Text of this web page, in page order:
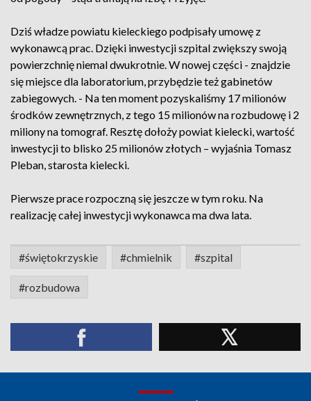
Dziś władze powiatu kieleckiego podpisały umowę z
wykonawcą prac. Dzięki inwestycji szpital zwiększy swoją
powierzchnię niemal dwukrotnie. W nowej części - znajdzie
się miejsce dla laboratorium, przybędzie też gabinetów
zabiegowych. - Na ten moment pozyskaliśmy 17 milionów
środków zewnętrznych, z tego 15 milionów na rozbudowę i 2
miliony na tomograf. Resztę dołoży powiat kielecki, wartość
inwestycji to blisko 25 milionów złotych – wyjaśnia Tomasz
Pleban, starosta kielecki.
Pierwsze prace rozpoczną się jeszcze w tym roku. Na
realizację całej inwestycji wykonawca ma dwa lata.
#świętokrzyskie #chmielnik #szpital
#rozbudowa